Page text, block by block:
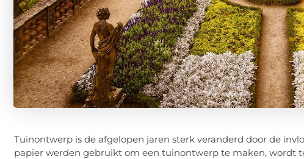
Tuinontwerp is de afgelopen jaren sterk veranderd door de
papier werden gebruikt om een tuinontwerp te maken, wordt